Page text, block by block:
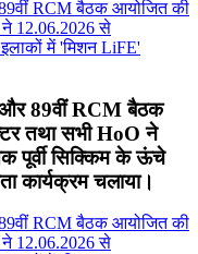
89वीं RCM बैठक
तथा सभी HoO ने
पूर्वी सिक्किम के ऊंचे
कार्यक्रम चलाया।